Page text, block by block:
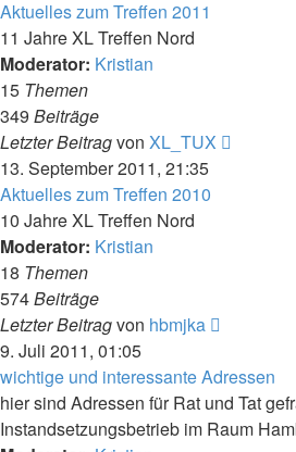
Aktuelles zum Treffen 2011
11 Jahre XL Treffen Nord
Moderator: Kristian
15 Themen
349 Beiträge
Letzter Beitragvon XL_TUX
13. September 2011, 21:35
Aktuelles zum Treffen 2010
10 Jahre XL Treffen Nord
Moderator: Kristian
18 Themen
574Beiträge
Letzter Beitragvon hbmjka
9. Juli 2011, 01:05
wichtige und interessante Adressen
hier sind Adressen für Rat und Tat
Instandsetzungsbetrieb im Raum